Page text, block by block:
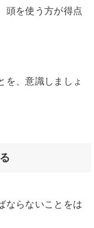
頭を使う方が得点
を、意識しましょ
ならないことをは